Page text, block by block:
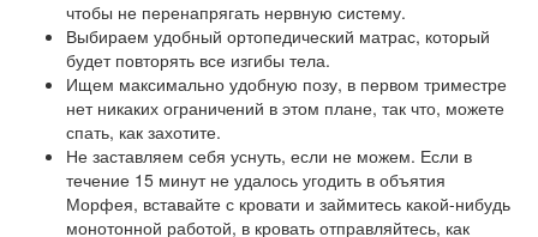
чтобы не перенапрягать нервную систему.
Выбираем удобный ортопедический матрас, который
будет повторять все изгибы тела.
Ищем максимально удобную позу, в первом триместре
нет никаких ограничений в этом плане, так что, можете
спать, как захотите.
Не заставляем себя уснуть, если не можем. Если в
течение 15 минут не удалось угодить в объятия
Морфея, вставайте с кровати и займитесь какой-нибудь
монотонной работой, в кровать отправляйтесь, как